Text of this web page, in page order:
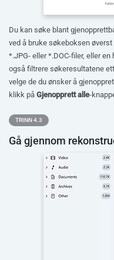
Du kan søke blant
ved å bruke søkeboksen
*.JPG- eller *.DOC-filer, eller
også filtrere søkeresultatene
velge de du ønsker å
klikk på Gjenopprett alle-
TRINN 4.3
Gå gjennom